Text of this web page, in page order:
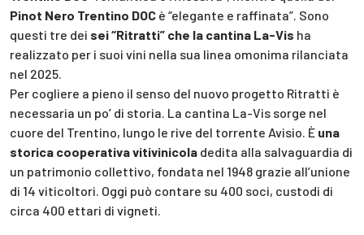
Pinot Nero Trentino DOC è “elegante e raffinata”. Sono
questi tre dei sei “Ritratti” che la cantina La-Vis ha
realizzato per i suoi vini nella sua linea omonima rilanciata
nel 2025.
Per cogliere a pieno il senso del nuovo progetto Ritratti è
necessaria un po’ di storia. La cantina La-Vis sorge nel
cuore del Trentino, lungo le rive del torrente Avisio. È una
storica cooperativa vitivinicola dedita alla salvaguardia di
un patrimonio collettivo, fondata nel 1948 grazie all’unione
di 14 viticoltori. Oggi può contare su 400 soci, custodi di
circa 400 ettari di vigneti.